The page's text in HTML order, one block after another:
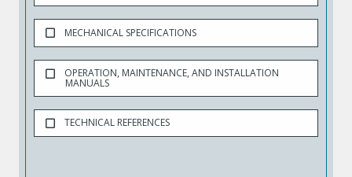
MECHANICAL SPECIFICATIONS
OPERATION, MAINTENANCE, AND INSTALLATION
MANUALS
TECHNICAL REFERENCES